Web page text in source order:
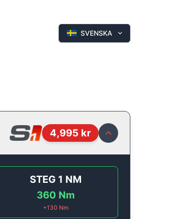
SVENSKA
4,995 kr
STEG 1 NM
360 Nm
+130 Nm